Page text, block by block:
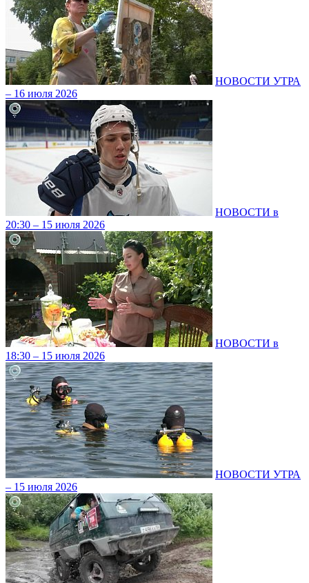
НОВОСТИ УТРА
– 16 июля 2026
НОВОСТИ в
20:30 – 15 июля 2026
НОВОСТИ в
18:30 – 15 июля 2026
НОВОСТИ УТРА
– 15 июля 2026